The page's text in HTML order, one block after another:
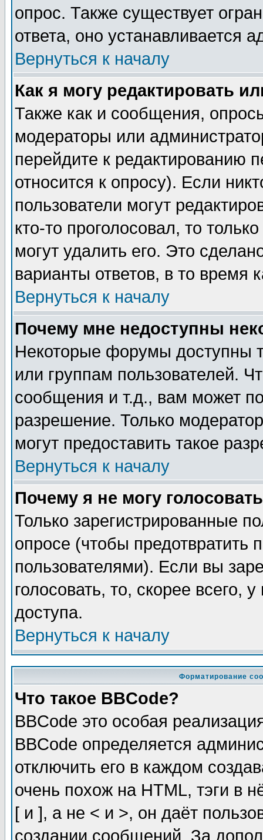
опрос. Также существует
ответа, оно устанавливается
Вернуться к началу
Как я могу редактировать
Также как и сообщения,
модераторы или
перейдите к редактированию
относится к опросу). Если
пользователи могут
кто-то проголосовал, то
могут удалить его. Это
варианты ответов, в то время
Вернуться к началу
Почему мне недоступны
Некоторые форумы доступны
или группам пользователей.
сообщения и т.д., вам может
разрешение. Только
могут предоставить такое
Вернуться к началу
Почему я не могу
Только зарегистрированные
опросе (чтобы предотвратить
пользователями). Если вы
голосовать, то, скорее всего,
доступа.
Вернуться к началу
Форматирование
Что такое BBCode?
BBCode это особая
BBCode определяется
отключить его в каждом
очень похож на HTML, тэги в
[ и ], а не < и >, он даёт
создании сообщений. За